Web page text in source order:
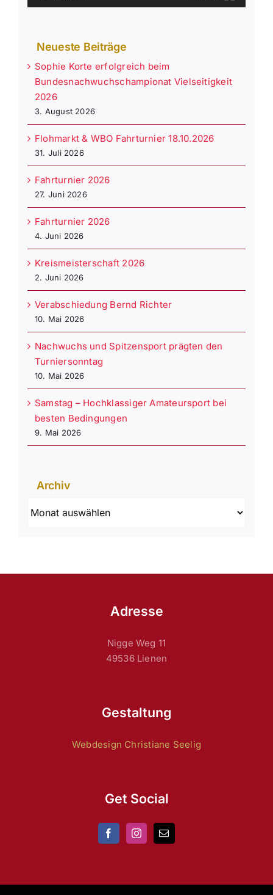
Neueste Beiträge
Sophie Korte erfolgreich beim
Bundesnachwuchschampionat Vielseitigkeit
2026
3. August 2026
Flohmarkt & WBO Fahrturnier 18.10.2026
31. Juli 2026
Fahrturnier 2026
27. Juni 2026
Fahrturnier 2026
4. Juni 2026
Kreismeisterschaft 2026
2. Juni 2026
Verabschiedung Bernd Richter
10. Mai 2026
Nachwuchs und Spitzensport prägten den
Turniersonntag
10. Mai 2026
Samstag – Hochklassiger Amateursport bei
besten Bedingungen
9. Mai 2026
Archiv
Adresse
Nigge Weg 11
49536 Lienen
Gestaltung
Webdesign Christiane Seelig
Get Social